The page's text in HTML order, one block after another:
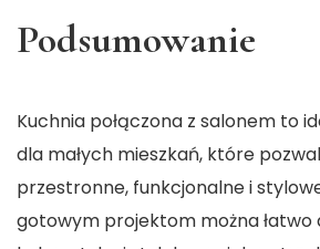
Podsumowanie
Kuchnia połączona z salonem to
dla małych mieszkań, które
przestronne, funkcjonalne i
gotowym projektom można łatwo